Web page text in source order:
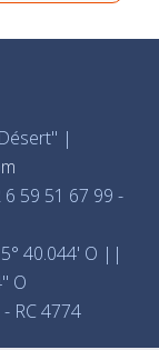
|
59 51 67 99 -
40.044' O ||
O
RC 4774